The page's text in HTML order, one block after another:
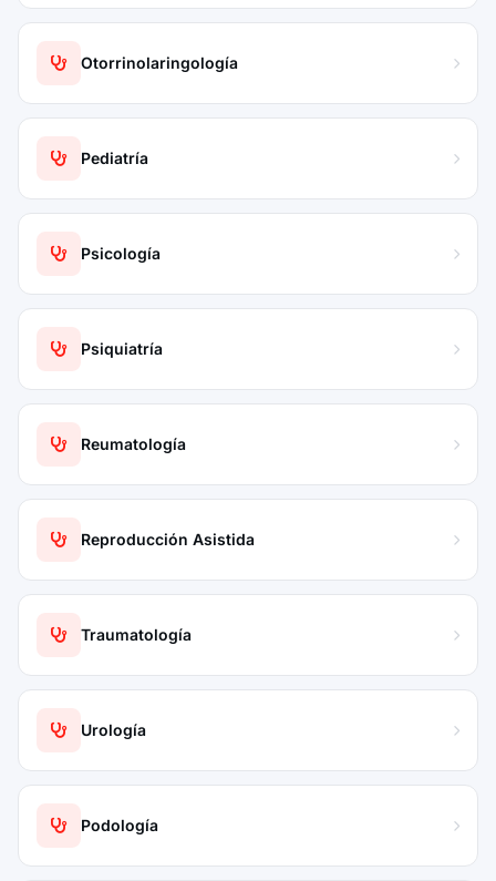
Otorrinolaringología
Pediatría
Psicología
Psiquiatría
Reumatología
Reproducción Asistida
Traumatología
Urología
Podología